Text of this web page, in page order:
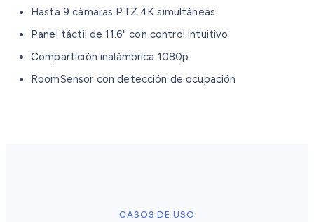
Hasta 9 cámaras PTZ 4K simultáneas
Panel táctil de 11.6" con control intuitivo
Compartición inalámbrica 1080p
RoomSensor con detección de ocupación
CASOS DE USO